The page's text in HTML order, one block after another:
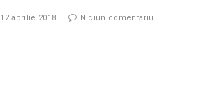
12 aprilie 2018
Niciun comentariu